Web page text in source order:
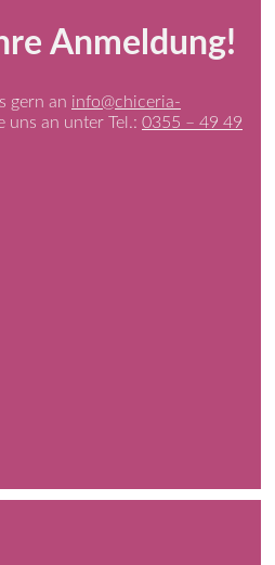
Anmeldung!
gern an info@chiceria-
uns an unter Tel.: 0355 – 49 49